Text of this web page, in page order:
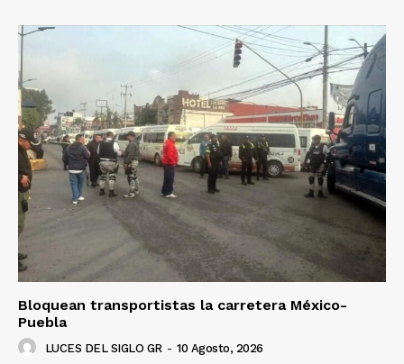
Bloquean transportistas la carretera México-
Puebla
LUCES DEL SIGLO GR - 10 Agosto, 2026